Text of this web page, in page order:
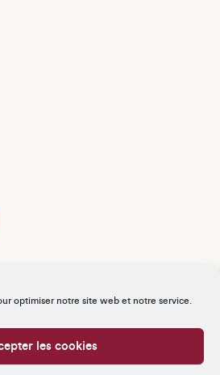
optimiser notre site web et notre service.
les cookies